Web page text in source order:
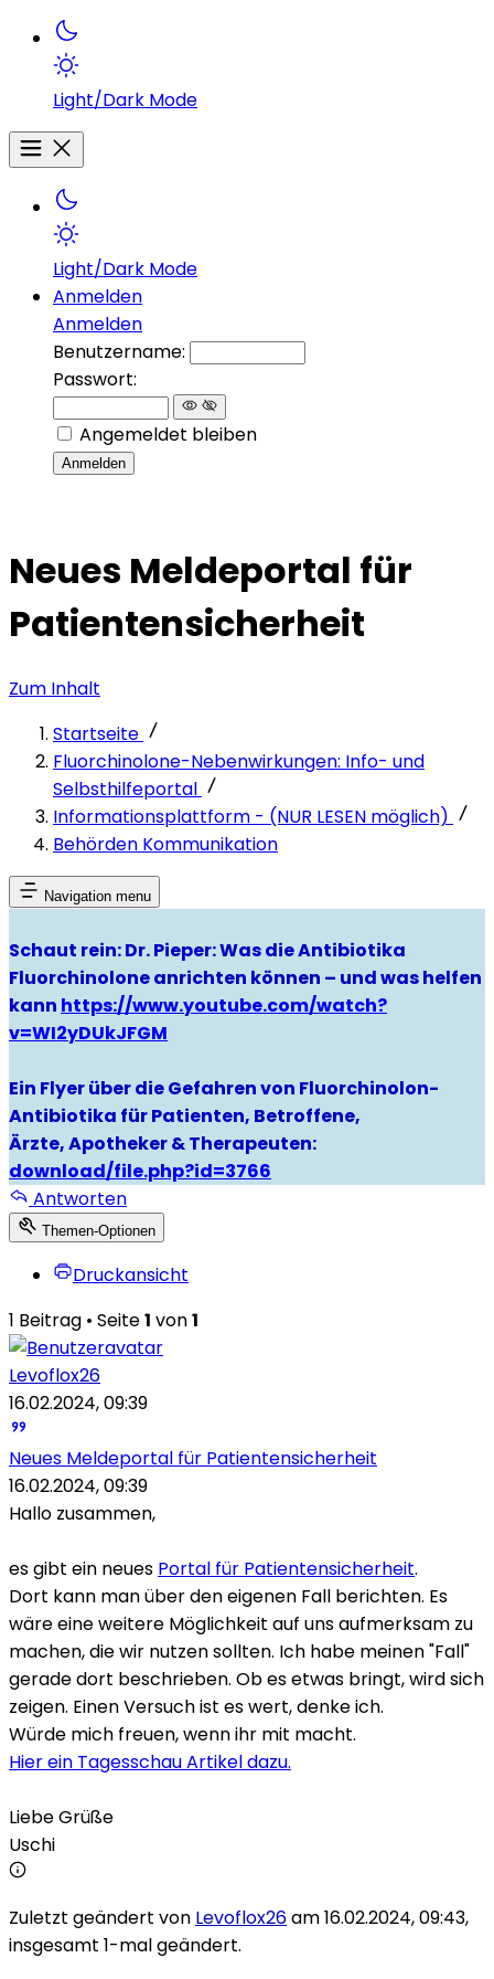
Light/Dark Mode
Light/Dark Mode
Anmelden
Anmelden
Benutzername:
Passwort:
Angemeldet bleiben
Anmelden
Neues Meldeportal für
Patientensicherheit
Zum Inhalt
Startseite
Fluorchinolone-Nebenwirkungen: Info- und
Selbsthilfeportal
Informationsplattform - (NUR LESEN möglich)
Behörden Kommunikation
Navigation menu
Schaut rein: Dr. Pieper: Was die Antibiotika
Fluorchinolone anrichten können – und was helfen
kann https://www.youtube.com/watch?
v=WI2yDUkJFGM
Ein Flyer über die Gefahren von Fluorchinolon-
Antibiotika für Patienten, Betroffene,
Ärzte, Apotheker & Therapeuten:
download/file.php?id=3766
Antworten
Themen-Optionen
Druckansicht
1 Beitrag • Seite1 von1
Levoflox26
16.02.2024, 09:39
Neues Meldeportal für Patientensicherheit
16.02.2024, 09:39
Hallo zusammen,
es gibt ein neues Portal für Patientensicherheit.
Dort kann man über den eigenen Fall berichten. Es
wäre eine weitere Möglichkeit auf uns aufmerksam zu
machen, die wir nutzen sollten. Ich habe meinen "Fall"
gerade dort beschrieben. Ob es etwas bringt, wird sich
zeigen. Einen Versuch ist es wert, denke ich.
Würde mich freuen, wenn ihr mit macht.
Hier ein Tagesschau Artikel dazu.
Liebe Grüße
Uschi
Zuletzt geändert von Levoflox26am 16.02.2024, 09:43,
insgesamt 1-mal geändert.